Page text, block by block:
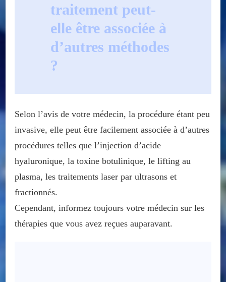
traitement peut-
elle être associée à
d’autres méthodes
?
Selon l’avis de votre médecin, la procédure étant peu
invasive, elle peut être facilement associée à d’autres
procédures telles que l’injection d’acide
hyaluronique, la toxine botulinique, le lifting au
plasma, les traitements laser par ultrasons et
fractionnés.
Cependant, informez toujours votre médecin sur les
thérapies que vous avez reçues auparavant.